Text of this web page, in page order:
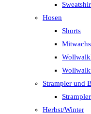
Hosen
Shorts
Strampler und
Strampler
Herbst/Winter